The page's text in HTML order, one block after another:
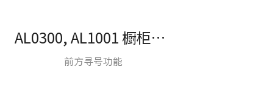
AL0300, AL1001 橱柜密码锁
前方寻号功能